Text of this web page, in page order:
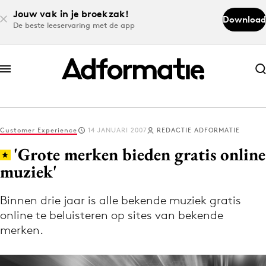
Jouw vak in je broekzak!
De beste leeservaring met de app
Download
Abonneer nu
Abonneer nu
Log in
Volg het laatste nieuws via de Adformatie
Nieuws app
Customer Experience 14 JANUARI 2007 REDACTIE ADFORMATIE
'Grote merken bieden gratis online
muziek'
Binnen drie jaar is alle bekende muziek gratis
online te beluisteren op sites van bekende
merken.